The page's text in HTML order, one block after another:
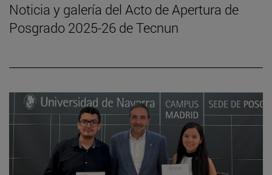
Noticia y galería del Acto de Apertura de
Posgrado 2025-26 de Tecnun